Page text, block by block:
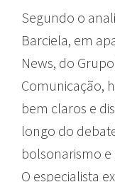
Segundo o
Barciela, em
News, do
Comunicação,
bem claros e
longo do
bolsonarismo
O especialista